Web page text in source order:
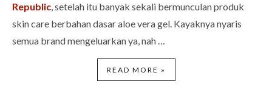
Republic, setelah itu banyak sekali bermunculan produk
skin care berbahan dasar aloe vera gel. Kayaknya nyaris
semua brand mengeluarkan ya, nah …
READ MORE »